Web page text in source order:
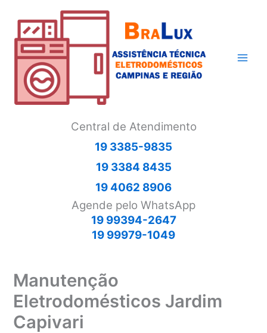
conteúdo
Central de Atendimento
19 3385-9835
19 3384 8435
19 4062 8906
Agende pelo WhatsApp
19 99394-2647
19 99979-1049
Manutenção
Eletrodomésticos Jardim
Capivari